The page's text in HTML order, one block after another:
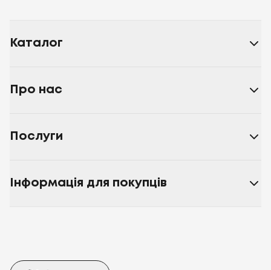
Каталог
Про нас
Послуги
Інформація для покупців